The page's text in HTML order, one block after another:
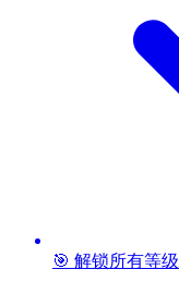
🎯 解锁所有等级